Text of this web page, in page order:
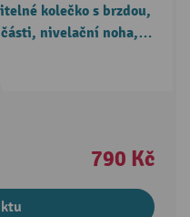
kolečko s brzdou,
nivelační noha,
50 kg
790 Kč